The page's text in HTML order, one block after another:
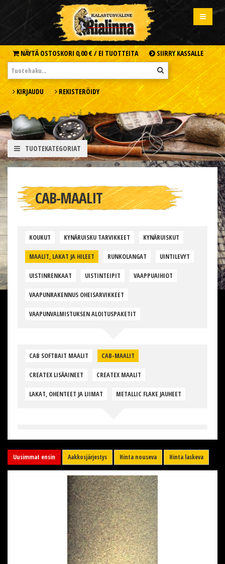
NÄYTÄ OSTOSKORI 0,00 € / EI TUOTTEITA SIIRRY KASSALLE
KIRJAUDU REKISTERÖIDY
TUOTEKATEGORIAT
CAB-MAALIT
KOUKUT KYNÄRUISKU TARVIKKEET KYNÄRUISKUT
MAALIT, LAKAT JA HILEET RUNKOLANGAT UINTILEVYT
UISTINRENKAAT UISTINTEIPIT VAAPPUAIHIOT
VAAPUNRAKENNUS OHEISARVIKKEET
VAAPUNVALMISTUKSEN ALOITUSPAKETIT
CAB SOFTBAIT MAALIT CAB-MAALIT
CREATEX LISÄAINEET CREATEX MAALIT
LAKAT, OHENTEET JA LIIMAT METALLIC FLAKE JAUHEET
Uusimmat ensin Aakkosjärjestys Hinta nouseva Hinta laskeva